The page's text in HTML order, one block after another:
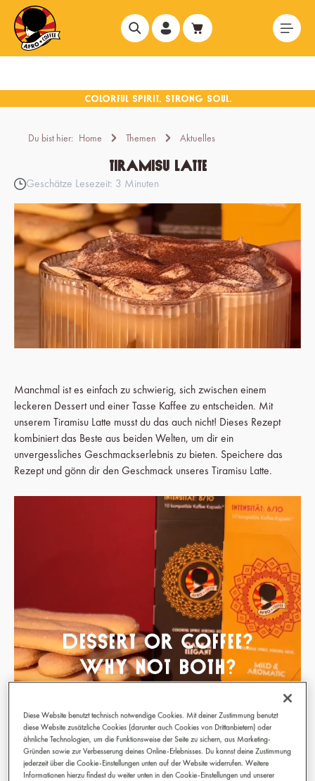
springen
Du bist hier: Home Themen Aktuelles
Tiramisu Latte
Geschätze Lesezeit: 3 Minuten
Manchmal ist es einfach zu schwierig, sich zwischen einem
leckeren Dessert und einer Tasse Kaffee zu entscheiden. Mit
unserem Tiramisu Latte musst du das auch nicht! Dieses Rezept
kombiniert das Beste aus beiden Welten, um dir ein
unvergessliches Geschmackserlebnis zu bieten. Speichere das
Rezept und gönn dir den Geschmack unseres Tiramisu Latte.
Diese Website benutzt technisch notwendige Cookies. Mit deiner Zustimmung benutzt
diese Website zusätzliche Cookies (darunter auch Cookies von Drittanbietern) oder
ähnliche Technologien, um die Funktionsweise der Seite zu sichern, aus Marketing-
Gründen sowie zur Verbesserung deines Online-Erlebnisses. Du kannst deine Zustimmung
jederzeit über die Cookie-Einstellungen unten auf der Website widerrufen. Weitere
Informationen hierzu findest du weiter unten in den Cookie-Einstellungen und unserer